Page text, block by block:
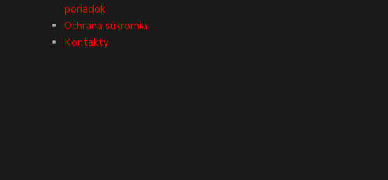
poriadok
Ochrana súkromia
Kontakty